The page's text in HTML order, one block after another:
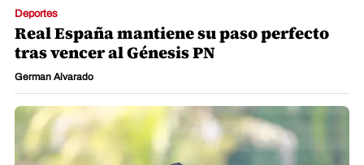
Deportes
Real España mantiene su paso perfecto
tras vencer al Génesis PN
German Alvarado